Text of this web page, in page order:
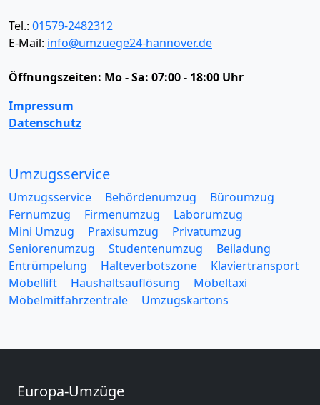
Tel.: 01579-2482312
E-Mail: info@umzuege24-hannover.de
Öffnungszeiten: Mo - Sa: 07:00 - 18:00 Uhr
Impressum
Datenschutz
Umzugsservice
Umzugsservice Behördenumzug
Büroumzug
Fernumzug
Firmenumzug
Laborumzug
Mini Umzug
Praxisumzug
Privatumzug
Seniorenumzug
Studentenumzug
Beiladung
Entrümpelung
Halteverbotszone
Klaviertransport
Möbellift
Haushaltsauflösung
Möbeltaxi
Möbelmitfahrzentrale
Umzugskartons
Europa-Umzüge